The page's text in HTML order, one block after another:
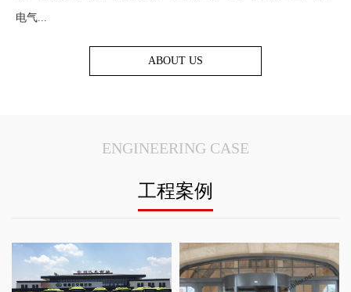
电气...
ABOUT US
ENGINEERING CASE
工程案例